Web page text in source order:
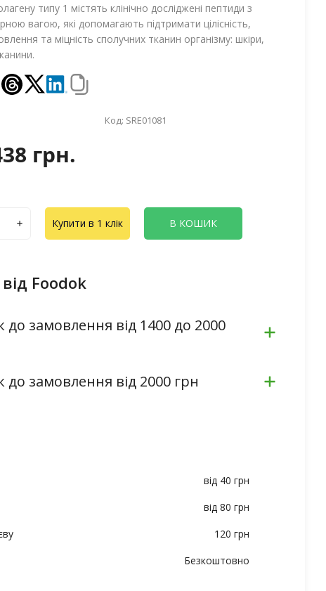
типу 1 містять клінічно досліджені пептиди з
вагою, які допомагають підтримати цілісність,
та міцність сполучних тканин організму: шкіри,
Код: SRE01081
грн.
Купити в 1 клік В КОШИК
Foodok
до замовлення від 1400 до 2000
до замовлення від 2000 грн
від 40 грн
від 80 грн
120 грн
Безкоштовно